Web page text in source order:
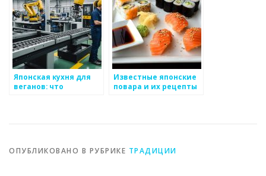
Японская кухня для
веганов: что
Известные японские
повара и их рецепты
ОПУБЛИКОВАНО В РУБРИКЕ ТРАДИЦИИ